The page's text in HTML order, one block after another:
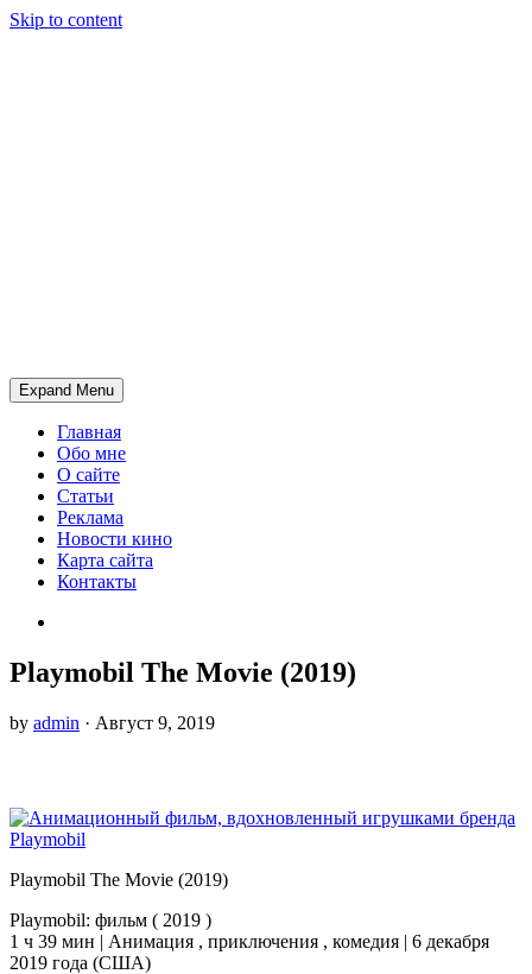
Skip to content
Expand Menu
Главная
Обо мне
О сайте
Статьи
Реклама
Новости кино
Карта сайта
Контакты
Playmobil The Movie (2019)
by admin · Август 9, 2019
Playmobil The Movie (2019)
Playmobil: фильм ( 2019 )
1 ч 39 мин | Анимация , приключения , комедия | 6 декабря
2019 года (США)